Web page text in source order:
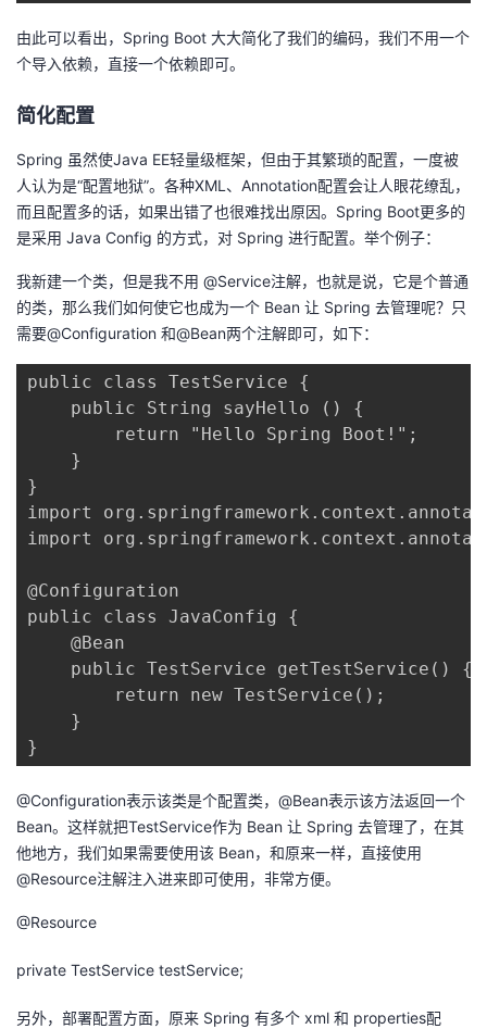
由此可以看出，Spring Boot 大大简化了我们的编码，我们不用一个
个导入依赖，直接一个依赖即可。
简化配置
Spring 虽然使Java EE轻量级框架，但由于其繁琐的配置，一度被
人认为是“配置地狱”。各种XML、Annotation配置会让人眼花缭乱，
而且配置多的话，如果出错了也很难找出原因。Spring Boot更多的
是采用 Java Config 的方式，对 Spring 进行配置。举个例子：
我新建一个类，但是我不用 @Service注解，也就是说，它是个普通
的类，那么我们如何使它也成为一个 Bean 让 Spring 去管理呢？只
需要@Configuration 和@Bean两个注解即可，如下：
public class TestService {
public String sayHello () {
return "Hello Spring Boot!";
}
}
import
import
@Configuration
public class JavaConfig {
@Bean
public TestService getTestService() {
return new TestService();
}
}
@Configuration表示该类是个配置类，@Bean表示该方法返回一个
Bean。这样就把TestService作为 Bean 让 Spring 去管理了，在其
他地方，我们如果需要使用该 Bean，和原来一样，直接使用
@Resource注解注入进来即可使用，非常方便。
@Resource
private TestService testService;
另外，部署配置方面，原来 Spring 有多个 xml 和 properties配